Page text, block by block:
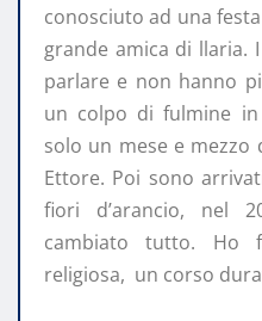
conosciuto ad una
grande amica di llaria.
parlare e non hanno
un colpo di fulmine
solo un mese e
Ettore. Poi sono
fiori d’arancio, nel
cambiato tutto. Ho
religiosa, un corso